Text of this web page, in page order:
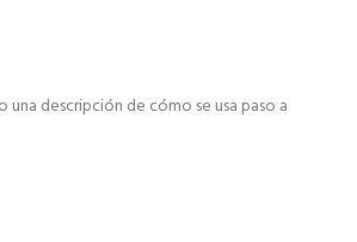
descripción de cómo se usa paso a